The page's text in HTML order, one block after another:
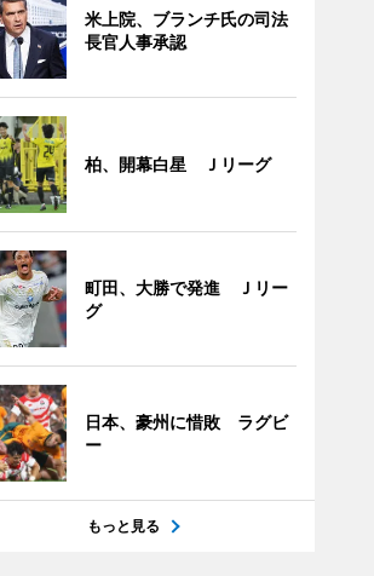
米上院、ブランチ氏の司法
長官人事承認
柏、開幕白星 Ｊリーグ
町田、大勝で発進 Ｊリー
グ
日本、豪州に惜敗 ラグビ
ー
もっと見る